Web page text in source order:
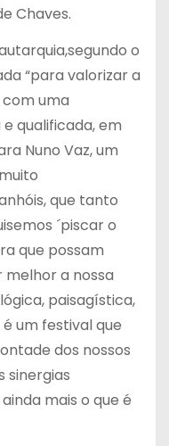
Chaves.
o
“para valorizar a
uma
qualificada, em
Nuno Vaz, um
que tanto
´piscar o
que possam
a nossa
paisagística,
um festival que
dos nossos
sinergias
mais o que é